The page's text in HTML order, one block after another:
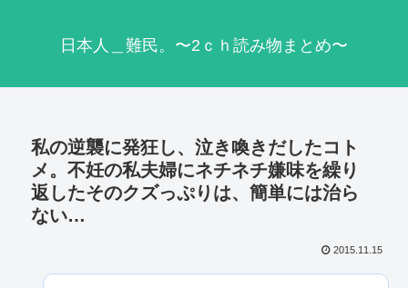
日本人＿難民。〜2ｃｈ読み物まとめ〜
私の逆襲に発狂し、泣き喚きだしたコト
メ。不妊の私夫婦にネチネチ嫌味を繰り
返したそのクズっぷりは、簡単には治ら
ない…
2015.11.15